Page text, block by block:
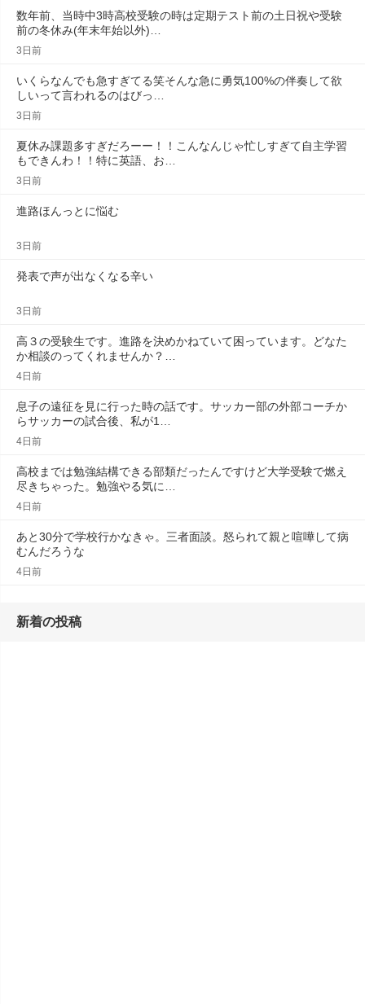
数年前、当時中3時高校受験の時は定期テスト前の土日祝や受験
前の冬休み(年末年始以外)…
3日前
いくらなんでも急すぎてる笑そんな急に勇気100%の伴奏して欲
しいって言われるのはびっ…
3日前
夏休み課題多すぎだろーー！！こんなんじゃ忙しすぎて自主学習
もできんわ！！特に英語、お…
3日前
進路ほんっとに悩む
3日前
発表で声が出なくなる辛い
3日前
高３の受験生です。進路を決めかねていて困っています。どなた
か相談のってくれませんか？…
4日前
息子の遠征を見に行った時の話です。サッカー部の外部コーチか
らサッカーの試合後、私が1…
4日前
高校までは勉強結構できる部類だったんですけど大学受験で燃え
尽きちゃった。勉強やる気に…
4日前
あと30分で学校行かなきゃ。三者面談。怒られて親と喧嘩して病
むんだろうな
4日前
新着の投稿